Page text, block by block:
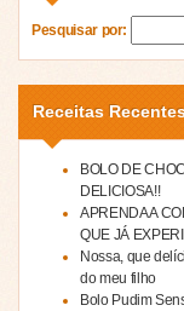
Pesquisar por:
Receitas
BOLO DE
DELICIOSA!!
APRENDA A
QUE JÁ
Nossa, que
do meu filho
Bolo Pudim